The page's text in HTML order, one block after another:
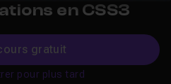
en CSS3
gratuit
pour plus tard